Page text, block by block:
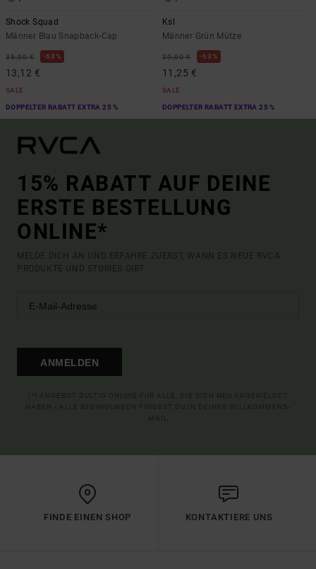
Shock Squad
Männer Blau Snapback-Cap
35,00 € 63%
13,12 €
SALE
DOPPELTER RABATT EXTRA 25 %
Ksl
Männer Grün Mütze
30,00 € 63%
11,25 €
SALE
DOPPELTER RABATT EXTRA 25 %
15% RABATT AUF DEINE
ERSTE BESTELLUNG
ONLINE*
MELDE DICH AN UND ERFAHRE ZUERST, WANN ES NEUE RVCA
PRODUKTE UND STORIES GIBT.
ANMELDEN
FINDE EINEN SHOP KONTAKTIERE UNS